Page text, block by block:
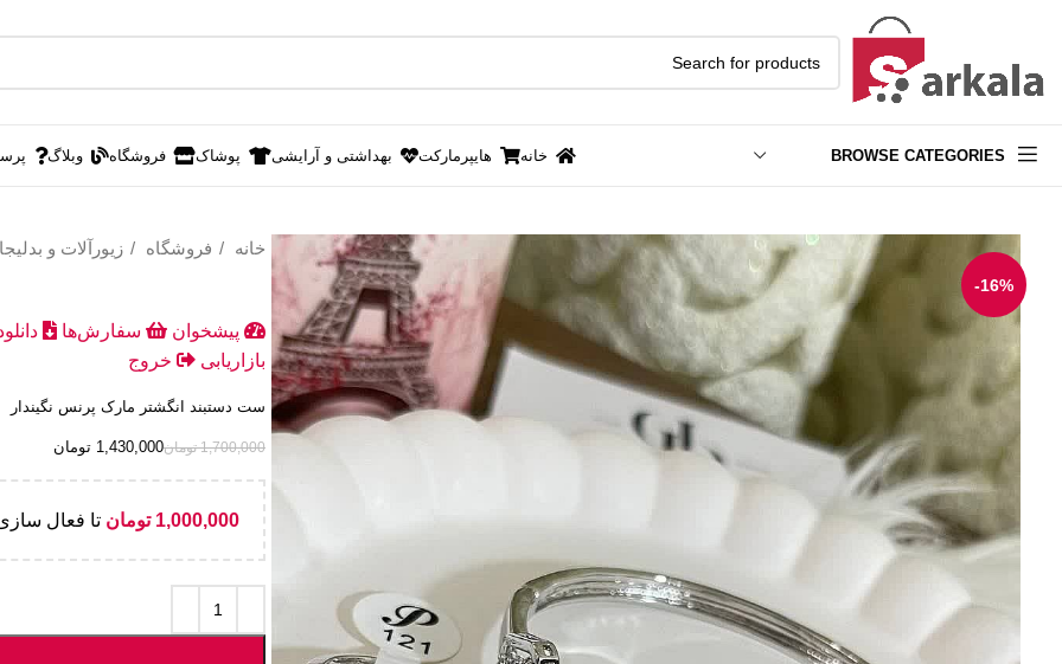
BROWSE CATEGORIES خانه هایپرمارکت بهداشتی و آرایشی پوشاک فروشگاه وبلاگ
-16%
خانه فروشگاه زیورآلات و
پیشخوان سفارش‌ها
بازاریابی
خروج
ست دستبند انگشتر مارک پرنس نگیندار
1,700,000 تومان1,430,000 تومان
1,000,000 تومان تا فعال